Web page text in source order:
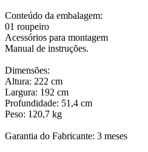
Conteúdo da embalagem:
01 roupeiro
Acessórios para montagem
Manual de instruções.
Dimensões:
Altura: 222 cm
Largura: 192 cm
Profundidade: 51,4 cm
Peso: 120,7 kg
Garantia do Fabricante: 3 meses